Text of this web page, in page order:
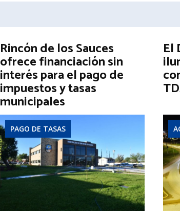
Rincón de los Sauces
ofrece financiación sin
interés para el pago de
impuestos y tasas
municipales
PAGO DE TASAS
El